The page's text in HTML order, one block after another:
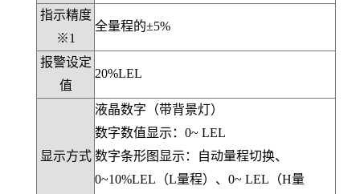
指示精度
※1
全量程的±5%
报警设定
值
20%LEL
显示方式
液晶数字（带背景灯）
数字数值显示：0~ LEL
数字条形图显示：自动量程切换、
0~10%LEL（L量程）、0~ LEL（H量